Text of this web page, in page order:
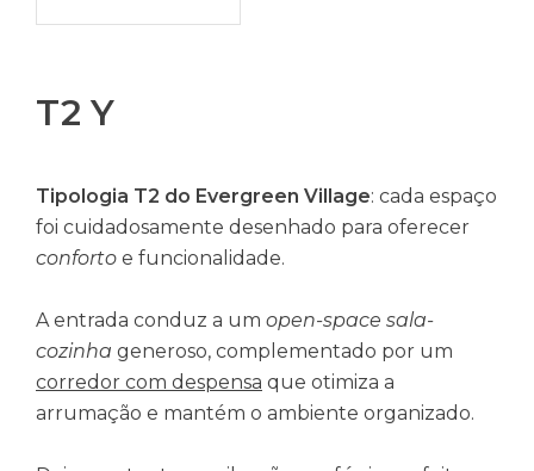
T2 Y
Tipologia T2 do Evergreen Village: cada espaço
foi cuidadosamente desenhado para oferecer
conforto e funcionalidade.
A entrada conduz a um open-space sala-
cozinha generoso, complementado por um
corredor com despensa que otimiza a
arrumação e mantém o ambiente organizado.